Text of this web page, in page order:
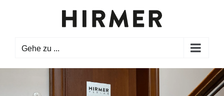
Gehe zu ...